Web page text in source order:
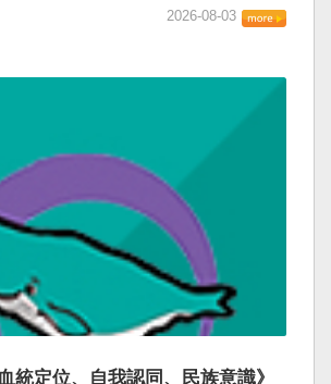
2026-08-03
統定位、自我認同、民族意識》